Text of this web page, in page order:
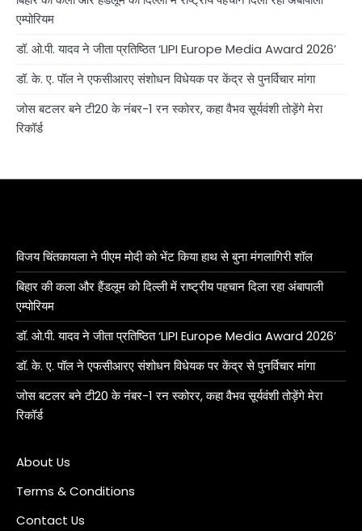
एम्पोरियम
डॉ. ओ.पी. यादव ने जीता प्रतिष्ठित ‘LIPI Europe Media Award 2026’
डॉ. के. ए. पॉल ने एफसीआरए संशोधन विधेयक पर केंद्र से पुनर्विचार मांगा
जोस बटलर बने टी20 के नंबर-1 रन स्कोरर, कहा वैभव सूर्यवंशी तोड़ेंगे मेरा
रिकॉर्ड
विजय चिंतकायला ने पीएम मोदी को भेंट किया हाथ से बुना मंगलागिरी शॉल
बिहार की कला और हैंडलूम को दिल्ली में राष्ट्रीय पहचान दिला रहा अंबापाली
एम्पोरियम
डॉ. ओ.पी. यादव ने जीता प्रतिष्ठित ‘LIPI Europe Media Award 2026’
डॉ. के. ए. पॉल ने एफसीआरए संशोधन विधेयक पर केंद्र से पुनर्विचार मांगा
जोस बटलर बने टी20 के नंबर-1 रन स्कोरर, कहा वैभव सूर्यवंशी तोड़ेंगे मेरा
रिकॉर्ड
About Us
Terms & Conditions
Contact Us